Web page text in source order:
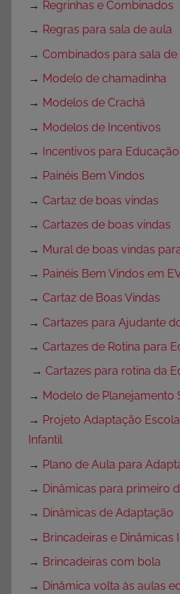
→ Regrinhas e Combinados
→ Regras para sala de aula
→ Combinados para sala de
→ Modelo de chamadinha
→ Modelos de Crachá
→ Modelos de Incentivos
→ Incentivos para
→ Painéis Bem Vindos
→ Cartaz de boas vindas
→ Cartazes de boas vindas
→ Mural de boas vindas
→ Painéis Bem Vindos em
→ Cartaz de Boas Vindas
→ Cartazes para Ajudante
→ Cartazes de Rotina para
→ Cartazes para rotina da
→ Modelo de Planejamento
→ Projeto Adaptação
Infantil
→ Plano de Aula para
→ Dinâmicas para primeiro
→ Dinâmicas de Adaptação
→ Brincadeiras e Dinâmicas
→ Brincadeiras com bola
→ Dinâmica volta às aulas